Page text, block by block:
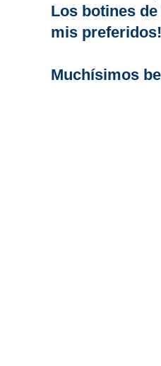
Los botines
mis preferidos!
Muchísimos